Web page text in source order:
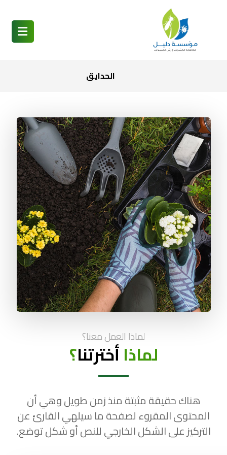
الحدایق
لماذا العمل معنا؟
لماذاأخترتنا؟
هناك حقيقة مثبتة منذ زمن طويل وهي أن
المحتوى المقروء لصفحة ما سيلهي القارئ عن
التركيز على الشكل الخارجي للنص أو شكل توضع.